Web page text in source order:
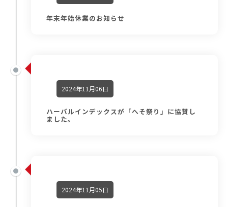
年末年始休業のお知らせ
2024年11月06日
ハーバルインデックスが「へそ祭り」に協賛し
ました。
2024年11月05日